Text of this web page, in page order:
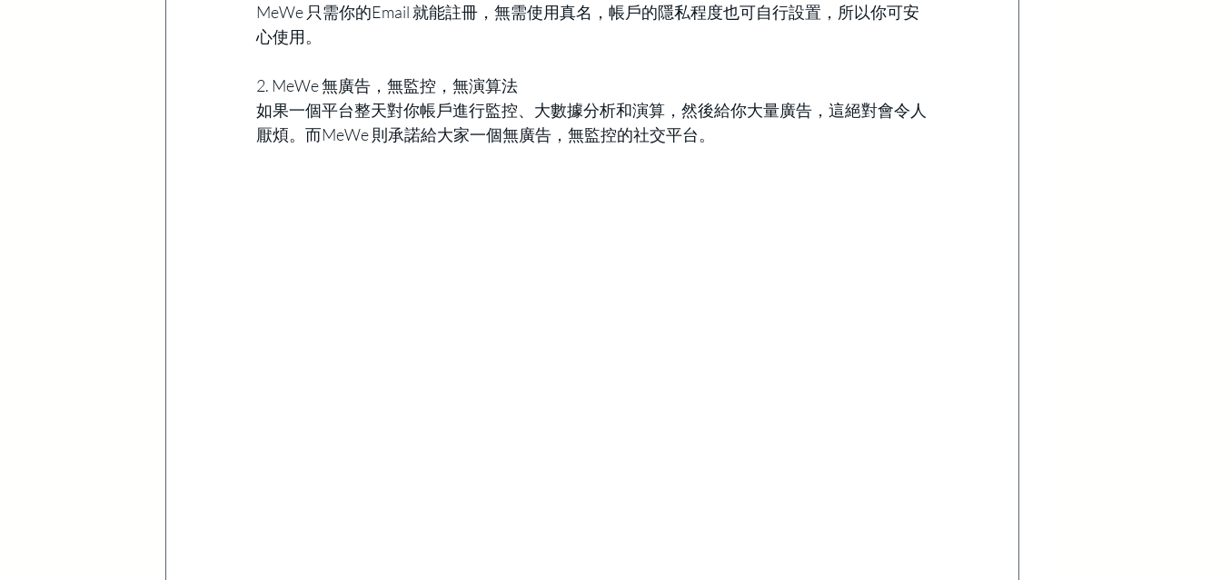
MeWe 只需你的Email 就能註冊，無需使用真名，帳戶的隱私程度也可自行設置，所以你可安
心使用。
2. MeWe 無廣告，無監控，無演算法
如果一個平台整天對你帳戶進行監控、大數據分析和演算，然後給你大量廣告，這絕對會令人
厭煩。而MeWe 則承諾給大家一個無廣告，無監控的社交平台。